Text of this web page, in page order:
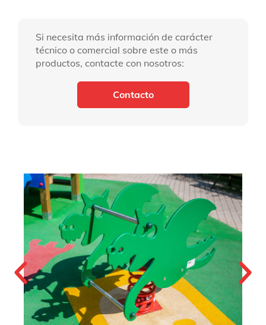
Si necesita más información de carácter
técnico o comercial sobre este o más
productos, contacte con nosotros:
Contacto